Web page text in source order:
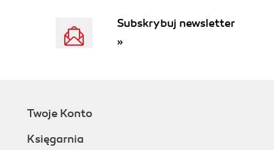
4.10. Ćwiczenia do samodzielnego rozwiązania
(137)
Subskrybuj newsletter
»
Twoje Konto
Księgarnia